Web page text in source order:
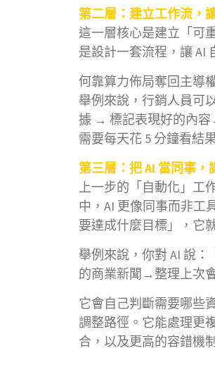
第二層：建立工作流，
這一層核心是建立「可
是設計一套流程，讓 AI
何靠算力佈局奪回主導
舉例來說，行銷人員可
據 → 標記表現好的內容
需要每天花 5 分鐘看結
第三層：把 AI 當同事
上一步的「自動化」工
中，AI 更像同事而非工
要達成什麼目標」，它
舉例來說，你對 AI 說
的商業新聞→整理上次
它會自己判斷需要哪些
調整路徑。它能處理更
合，以及更高的容錯機